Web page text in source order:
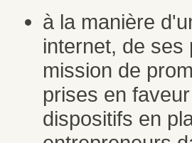
à la manière
internet, de ses
mission de
prises en
dispositifs en